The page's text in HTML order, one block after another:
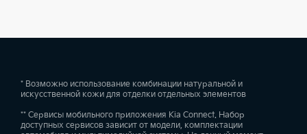
* Возможно использование комбинации натуральной и
искусственной кожи для отделки отдельных элементов
** Сервисы мобильного приложения Kia Connect. Набор
доступных сервисов зависит от модели, комплектации